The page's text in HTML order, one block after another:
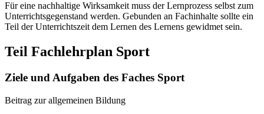
Für eine nachhaltige Wirksamkeit muss der Lernprozess selbst zum
Unterrichtsgegenstand werden. Gebunden an Fachinhalte sollte ein
Teil der Unterrichtszeit dem Lernen des Lernens gewidmet sein.
Teil Fachlehrplan Sport
Ziele und Aufgaben des Faches Sport
Beitrag zur allgemeinen Bildung